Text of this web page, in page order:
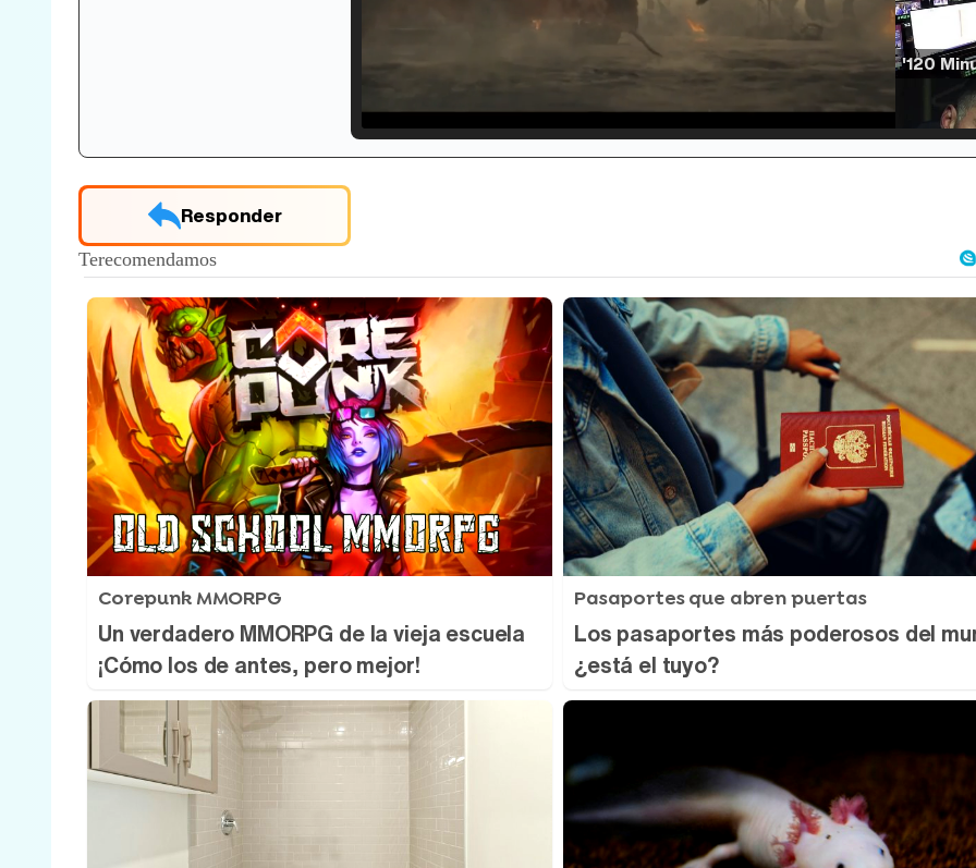
Unmute /
Responder
Corepunk MMORPG
Un verdadero MMORPG de la vieja escuela
¡Cómo los de antes, pero mejor!
Pasaportes que abren puertas
Los pasaportes más poderosos del
¿está el tuyo?